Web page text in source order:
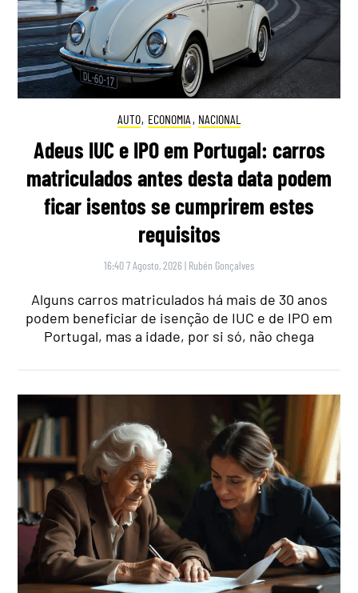
AUTO, ECONOMIA , NACIONAL
Adeus IUC e IPO em Portugal: carros
matriculados antes desta data podem
ficar isentos se cumprirem estes
requisitos
16:40 7 Agosto, 2026 | Rubén Gonçalves
Alguns carros matriculados há mais de 30 anos
podem beneficiar de isenção de IUC e de IPO em
Portugal, mas a idade, por si só, não chega